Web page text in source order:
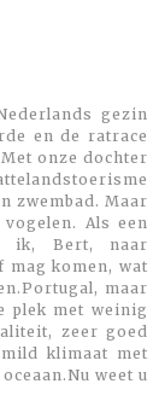
gezin
en de ratrace
onze dochter
zwembad. Maar
Als een
ik, Bert, naar
mag komen, wat
maar
plek met weinig
zeer goed
klimaat met
weet u